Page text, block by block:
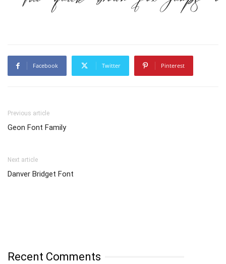
Facebook Twitter Pinterest
Previous article
Geon Font Family
Next article
Danver Bridget Font
Recent Comments